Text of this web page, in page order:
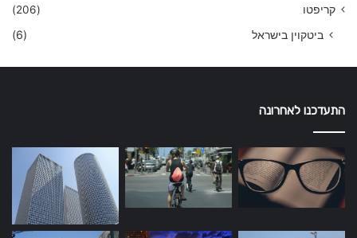
קריפטו
(206)
ביטקוין בישראל (6)
התעדכנו לאחרונה